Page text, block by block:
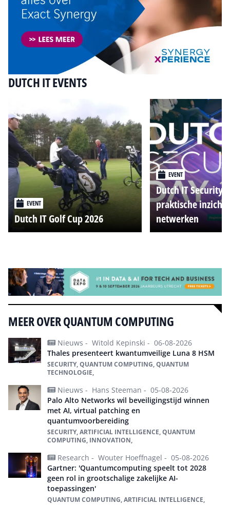
DUTCH IT EVENTS
EVENT
Dutch IT Golf Cup 2026
EVENT
Dutch IT Security
praktische
netwerken
MEER OVER QUANTUM COMPUTING
Nieuws - Witold Kepinski - 06-08-2026
Thales presenteert kwantumveilige Luna 8 HSM
SECURITY, QUANTUM COMPUTING, QUANTUM
TECHNOLOGIE,
Nieuws - Hans Steeman - 05-08-2026
Palo Alto Networks wil beveiligingstijd winnen
met AI, virtual patching en
quantumvoorbereiding
SECURITY, ARTIFICIAL INTELLIGENCE, QUANTUM
COMPUTING, INNOVATION,
Research - Wouter Hoeffnagel - 05-08-2026
Gartner: 'Quantumcomputing speelt tot 2028
geen rol in grootschalige zakelijke AI-
toepassingen'
QUANTUM COMPUTING, ARTIFICIAL INTELLIGENCE,